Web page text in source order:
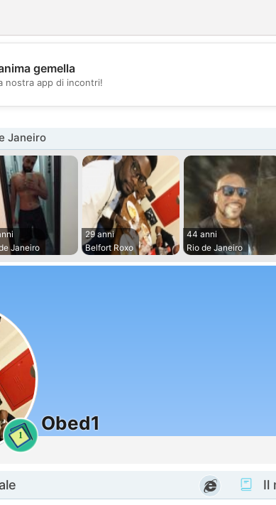
💕
gemella
nostra app di incontri!
Janeiro
Janeiro
29 anni
Belfort Roxo
44 anni
Rio de Janeiro
1
Obed1
Il